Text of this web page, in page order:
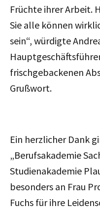
Früchte ihrer Arbeit.
Sie alle können
sein“, würdigte
frischgebackenen
Grußwort.
Ein herzlicher Dank
„Berufsakademie
Studienakademie
besonders an Frau
Fuchs für ihre